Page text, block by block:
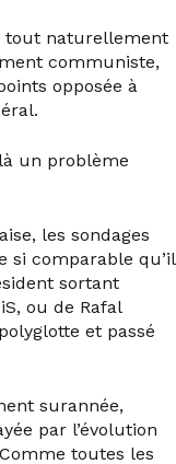
tout naturellement
communiste,
opposée à
un problème
les sondages
si comparable qu’il
sortant
ou de Rafal
et passé
surannée,
par l’évolution
toutes les